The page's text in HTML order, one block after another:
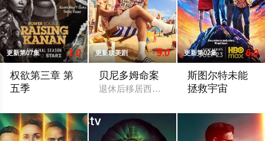
更新第07集 1.0
权欲第三章 第
五季
更新欧美剧 9.0
贝尼多姆命案
退休后移居西班牙贝尼多姆经营酒吧的英
更新第02集 6.0
斯图尔特未能
拯救宇宙